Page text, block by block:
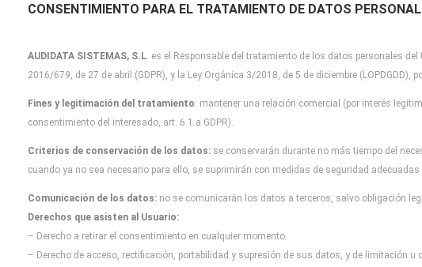
CONSENTIMIENTO PARA EL TRATAMIENTO DE DATOS
AUDIDATA SISTEMAS, S.L es el Responsable del tratamiento de los datos personales del
2016/679, de 27 de abril (GDPR), y la Ley Orgánica 3/2018, de 5 de diciembre (LOPDGDD),
Fines y legitimación del tratamiento: mantener una relación comercial (por interés
consentimiento del interesado, art. 6.1.a GDPR).
Criterios de conservación de los datos: se conservarán durante no más tiempo del
cuando ya no sea necesario para ello, se suprimirán con medidas de seguridad
Comunicación de los datos: no se comunicarán los datos a terceros, salvo obligación
Derechos que asisten al Usuario:
– Derecho a retirar el consentimiento en cualquier momento.
– Derecho de acceso, rectificación, portabilidad y supresión de sus datos, y de limitación u